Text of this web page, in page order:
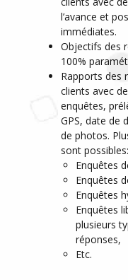
l’avance et
immédiates.
Objectifs des
100%
Rapports des
clients avec
enquêtes,
GPS, date de
de photos.
sont possibles:
Enquêtes
Enquêtes
Enquêtes
Enquêtes
plusieurs
réponses,
Etc.